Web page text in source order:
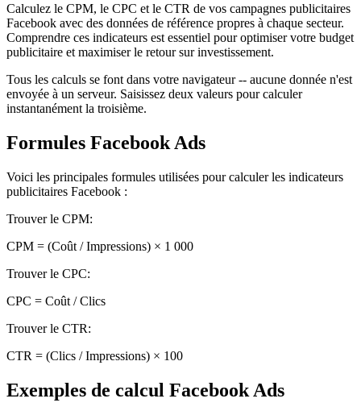
Calculez le CPM, le CPC et le CTR de vos campagnes publicitaires
Facebook avec des données de référence propres à chaque secteur.
Comprendre ces indicateurs est essentiel pour optimiser votre budget
publicitaire et maximiser le retour sur investissement.
Tous les calculs se font dans votre navigateur -- aucune donnée n'est
envoyée à un serveur. Saisissez deux valeurs pour calculer
instantanément la troisième.
Formules Facebook Ads
Voici les principales formules utilisées pour calculer les indicateurs
publicitaires Facebook :
Trouver le CPM:
CPM = (Coût / Impressions) × 1 000
Trouver le CPC:
CPC = Coût / Clics
Trouver le CTR:
CTR = (Clics / Impressions) × 100
Exemples de calcul Facebook Ads